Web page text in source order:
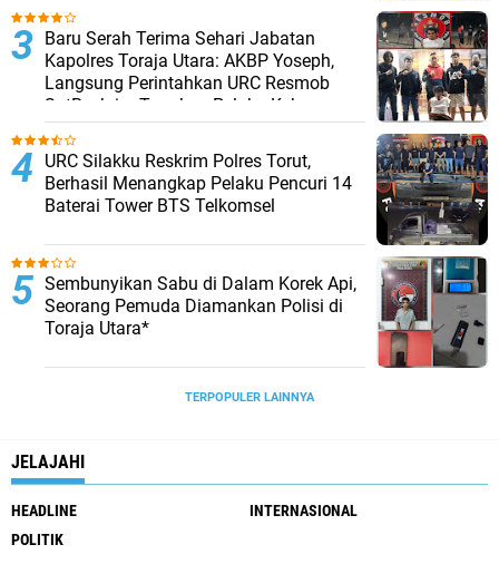
Baru Serah Terima Sehari Jabatan
Kapolres Toraja Utara: AKBP Yoseph,
Langsung Perintahkan URC Resmob
SatReskrim Tangkap Pelaku Kekerasan
Seksual Anak Di Bawah Umur
URC Silakku Reskrim Polres Torut,
Berhasil Menangkap Pelaku Pencuri 14
Baterai Tower BTS Telkomsel
Sembunyikan Sabu di Dalam Korek Api,
Seorang Pemuda Diamankan Polisi di
Toraja Utara*
TERPOPULER LAINNYA
JELAJAHI
HEADLINE
INTERNASIONAL
POLITIK